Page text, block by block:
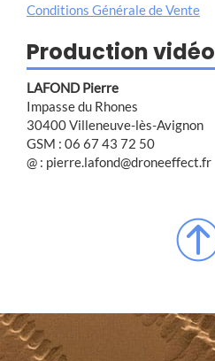
Conditions Générale de Vente
Production vidéo
LAFOND Pierre
Impasse du Rhones
30400 Villeneuve-lès-Avignon
GSM : 06 67 43 72 50
@ : pierre.lafond@droneeffect.fr